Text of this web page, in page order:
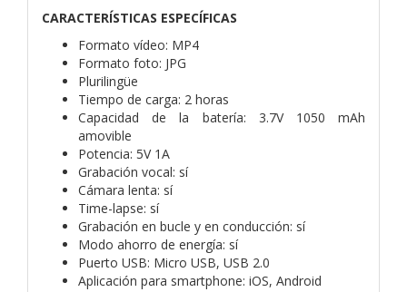
CARACTERÍSTICAS ESPECÍFICAS
Formato vídeo: MP4
Formato foto: JPG
Plurilingüe
Tiempo de carga: 2 horas
Capacidad de la batería: 3.7V 1050 mAh
amovible
Potencia: 5V 1A
Grabación vocal: sí
Cámara lenta: sí
Time-lapse: sí
Grabación en bucle y en conducción: sí
Modo ahorro de energía: sí
Puerto USB: Micro USB, USB 2.0
Aplicación para smartphone: iOS, Android